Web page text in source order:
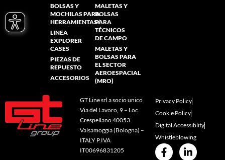
BOLSAS Y
MOCHILAS PARA
HERRAMIENTAS/
LINEA
EXPLORER
CASES
PIEZAS DE
REPUESTO
ACCESORIOS
MALETAS Y
BOLSAS
PARA
TÉCNICOS
DE CAMPO
MALETAS Y
BOLSAS PARA
EL SECTOR
AEROESPACIAL
(MRO)
GT Line srl a socio unico
Via del Lavoro, 9 – Loc.
Crespellano 40053
Valsamoggia (Bologna) –
ITALY P.IVA
IT00696831205
Privacy Policy
Cookie Policy
Digital Accessiblity
Whistleblowing